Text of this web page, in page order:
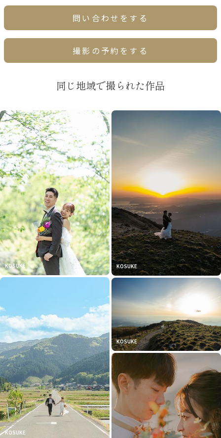
問い合わせをする
撮影の予約をする
同じ地域で撮られた作品
KOSUKE
KOSUKE
KOSUKE
KOSUKE